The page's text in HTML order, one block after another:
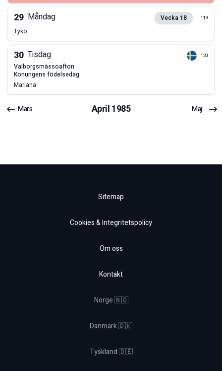
29 Måndag Vecka 18 119
Tyko
30 Tisdag 120
valborgsmässoafton
konungens födelsedag
Mariana
Mars April1985 Maj
Sitemap
Cookies & Integritetspolicy
Om oss
Kontakt
Norge 🇳🇴
Danmark 🇩🇰
Tyskland 🇩🇪